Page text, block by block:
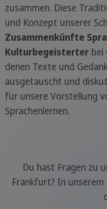
zusammen. Diese
und Konzept unserer
Zusammenkünfte
Kulturbegeisterterbei
denen Texte und
ausgetauscht und
für unsere Vorstellung
Sprachenlernen.
Du hast Fragen zu
Frankfurt? In